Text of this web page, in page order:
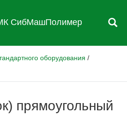
СибМашПолимер
оборудования /
прямоугольный